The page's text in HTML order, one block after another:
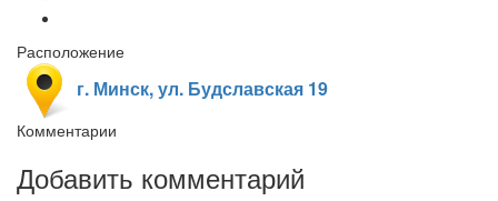
Расположение
г. Минск, ул. Будславская 19
Комментарии
Добавить комментарий